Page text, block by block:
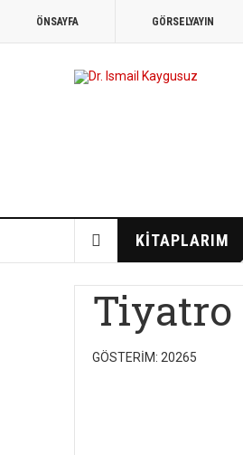
ÖNSAYFA GÖRSELYAYIN
KITAPLARIM
Tiyatro
GÖSTERIM: 20265